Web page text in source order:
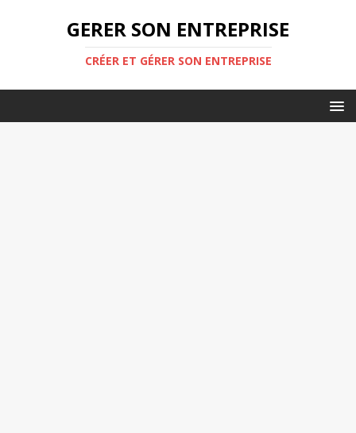
GERER SON ENTREPRISE
CRÉER ET GÉRER SON ENTREPRISE